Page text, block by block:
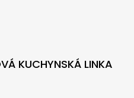
KUCHYNSKÁ LINKA